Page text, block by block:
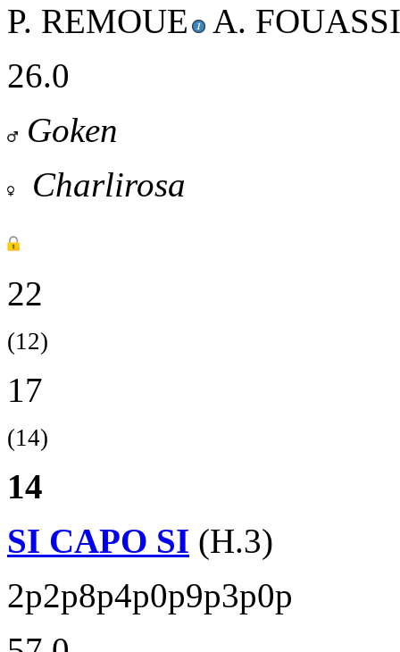
P. REMOUE
A.
26.0
Goken
Charlirosa
22
(12)
17
(14)
14
SI CAPO SI (H.3)
2p2p8p4p0p9p3p0p